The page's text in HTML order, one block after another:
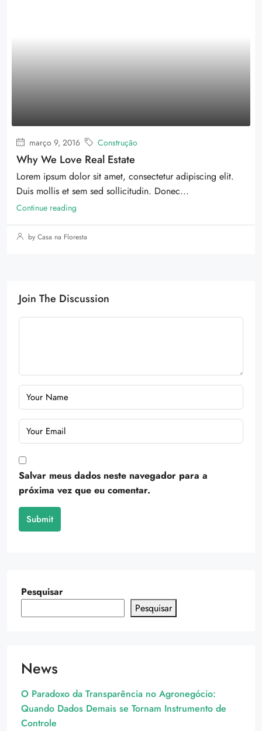
março 9, 2016 Construção
Why We Love Real Estate
Lorem ipsum dolor sit amet, consectetur adipiscing elit.
Duis mollis et sem sed sollicitudin. Donec...
Continue reading
by Casa na Floresta
Join The Discussion
Salvar meus dados neste navegador para a
próxima vez que eu comentar.
Submit
Pesquisar
Pesquisar
News
O Paradoxo da Transparência no Agronegócio:
Quando Dados Demais se Tornam Instrumento de
Controle